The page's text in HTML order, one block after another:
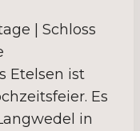
| Schloss
Etelsen ist
Es
in